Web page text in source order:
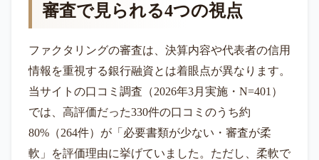
審査で見られる4つの視点
ファクタリングの審査は、決算内容や代表者の信用
情報を重視する銀行融資とは着眼点が異なります。
当サイトの口コミ調査（2026年3月実施・N=401）
では、高評価だった330件の口コミのうち約
80%（264件）が「必要書類が少ない・審査が柔
軟」を評価理由に挙げていました。ただし、柔軟で